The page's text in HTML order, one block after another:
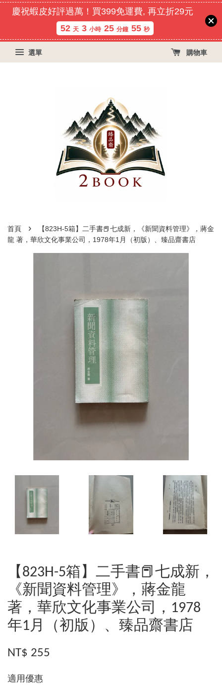
慶祝蝦皮好評過萬！買399免運費, 再立折29元
52 天 3 小時 25 分鐘 55 秒
選單 購物車
首頁 ›
【823H-5箱】二手書📕七成新，《新聞資料管理》，蔣金
龍 著，華欣文化事業公司，1978年1月（初版）、臻品齋書店
【823H-5箱】二手書📕七成新，
《新聞資料管理》，蔣金龍
著，華欣文化事業公司，1978
年1月（初版）、臻品齋書店
NT$ 255
適用優惠